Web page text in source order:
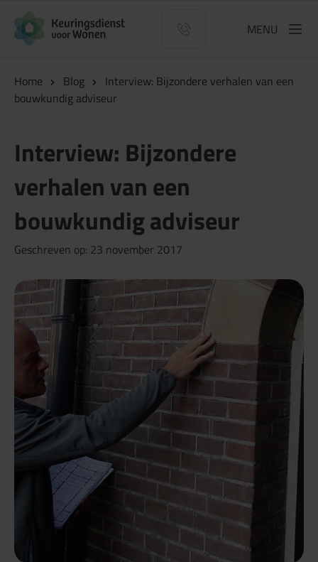
Logo Keuringsdienst voor Wonen
MENU
Home Blog
Interview: Bijzondere verhalen van een
bouwkundig adviseur
Interview: Bijzondere
verhalen van een
bouwkundig adviseur
Geschreven op: 23 november 2017